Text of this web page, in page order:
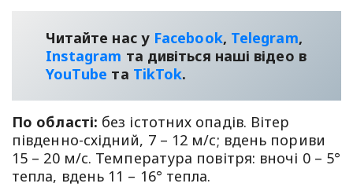
Читайте нас у Facebook, Telegram,
Instagram та дивіться наші відео в
YouТube та TikTok.
По області: без істотних опадів. Вітер
південно-східний, 7 – 12 м/с; вдень пориви
15 – 20 м/с. Температура повітря: вночі 0 – 5°
тепла, вдень 11 – 16° тепла.